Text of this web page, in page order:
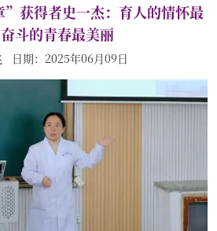
获得者史一杰：育人的情怀最
斗的青春最美丽
日期：2025年06月09日